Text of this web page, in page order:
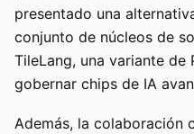
presentado una
conjunto de núcleos de
TileLang, una variante de
gobernar chips de IA
Además, la colaboración